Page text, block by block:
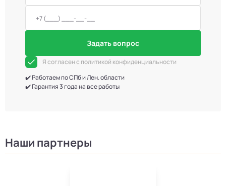
Задать вопрос
Я согласен с политикой конфиденциальности
✔️ Работаем по СПб и Лен. области
✔️ Гарантия 3 года на все работы
Наши партнеры